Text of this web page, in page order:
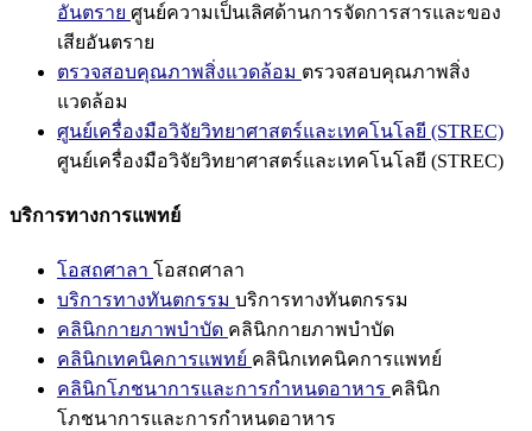
อันตราย ศูนย์ความเป็นเลิศด้านการจัดการสารและของ
เสียอันตราย
ตรวจสอบคุณภาพสิ่งแวดล้อม ตรวจสอบคุณภาพสิ่ง
แวดล้อม
ศูนย์เครื่องมือวิจัยวิทยาศาสตร์และเทคโนโลยี (STREC)
ศูนย์เครื่องมือวิจัยวิทยาศาสตร์และเทคโนโลยี (STREC)
บริการทางการแพทย์
โอสถศาลา โอสถศาลา
บริการทางทันตกรรม บริการทางทันตกรรม
คลินิกกายภาพบำบัด คลินิกกายภาพบำบัด
คลินิกเทคนิคการแพทย์ คลินิกเทคนิคการแพทย์
คลินิกโภชนาการและการกำหนดอาหาร คลินิก
โภชนาการและการกำหนดอาหาร